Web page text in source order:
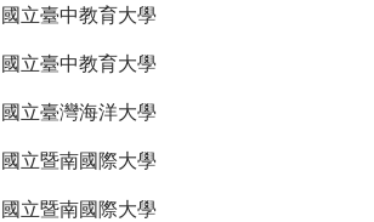
國立臺中教育大學
國立臺中教育大學
國立臺灣海洋大學
國立暨南國際大學
國立暨南國際大學